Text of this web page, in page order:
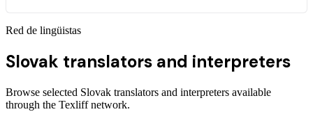
Red de lingüistas
Slovak translators and interpreters
Browse selected Slovak translators and interpreters available
through the Texliff network.